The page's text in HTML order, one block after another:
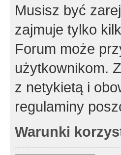
Musisz być
zajmuje tylko
Forum może
użytkownikom.
z netykietą i
regulaminy
Warunki